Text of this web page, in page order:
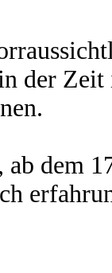
der Zeit
ab dem